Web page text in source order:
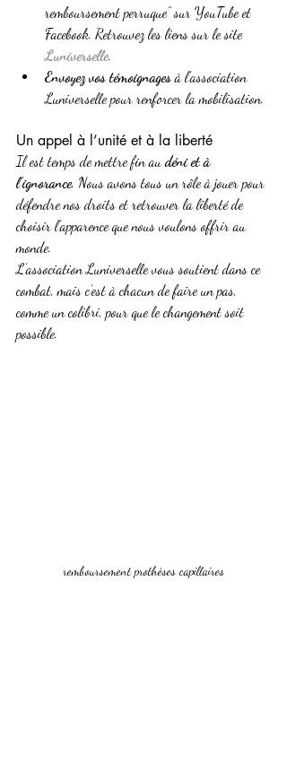
remboursement perruque” sur YouTube et
Facebook. Retrouvez les liens sur le site
Luniverselle.
Envoyez vos témoignages à l’association
Luniverselle pour renforcer la mobilisation.
Un appel à l’unité et à la liberté
Il est temps de mettre fin au déni et à
l’ignorance. Nous avons tous un rôle à jouer pour
défendre nos droits et retrouver la liberté de
choisir l’apparence que nous voulons offrir au
monde.
L’association Luniverselle vous soutient dans ce
combat, mais c’est à chacun de faire un pas,
comme un colibri, pour que le changement soit
possible.
remboursement prothèses capillaires